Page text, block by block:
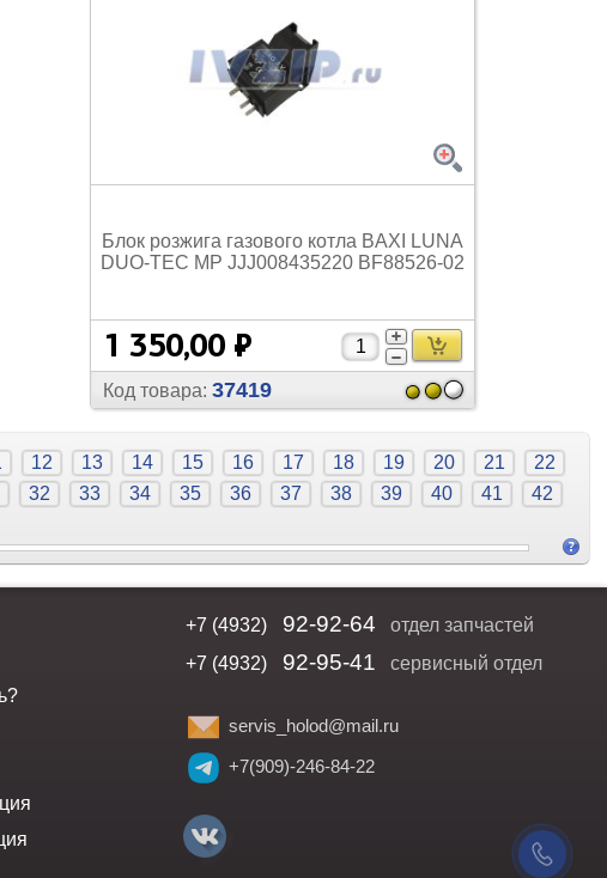
Блок розжига газового котла BAXI LUNA
DUO-TEC MP JJJ008435220 BF88526-02
1 350,00 ₽
Код товара: 37419
12 13 14 15 16 17 18 19 20 21
22
32 33 34 35 36 37 38 39 40 41
42
+7 (4932) 92-92-64
отдел запчастей
+7 (4932)
92-95-41 сервисный отдел
servis_holod@mail.ru
+7(909)-246-84-22